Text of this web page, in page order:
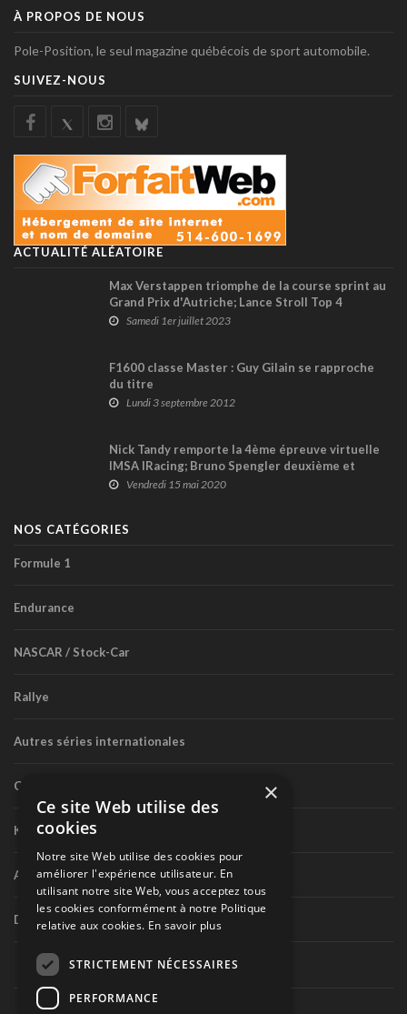
À PROPOS DE NOUS
Pole-Position, le seul magazine québécois de sport automobile.
SUIVEZ-NOUS
ACTUALITÉ ALÉATOIRE
Max Verstappen triomphe de la course sprint au
Grand Prix d'Autriche; Lance Stroll Top 4
Samedi 1er juillet 2023
F1600 classe Master : Guy Gilain se rapproche
du titre
Lundi 3 septembre 2012
Nick Tandy remporte la 4ème épreuve virtuelle
IMSA IRacing; Bruno Spengler deuxième et
toujours meneur au championnat
Vendredi 15 mai 2020
NOS CATÉGORIES
Formule 1
Endurance
NASCAR / Stock-Car
Rallye
Autres séries internationales
Circuit routier canadien
Karting
Autres séries nationales
Divers
×
Ce site Web utilise des
cookies
Notre site Web utilise des cookies pour
améliorer l'expérience utilisateur. En
utilisant notre site Web, vous acceptez tous
les cookies conformément à notre Politique
relative aux cookies. En savoir plus
STRICTEMENT NÉCESSAIRES
PERFORMANCE